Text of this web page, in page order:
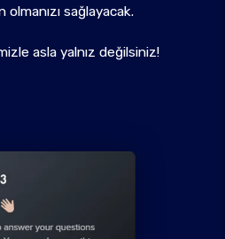
sağlayacak.
asla yalnız değilsiniz!